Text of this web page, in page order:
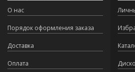
О нас
Порядок оформления заказа
Доставка
Оплата